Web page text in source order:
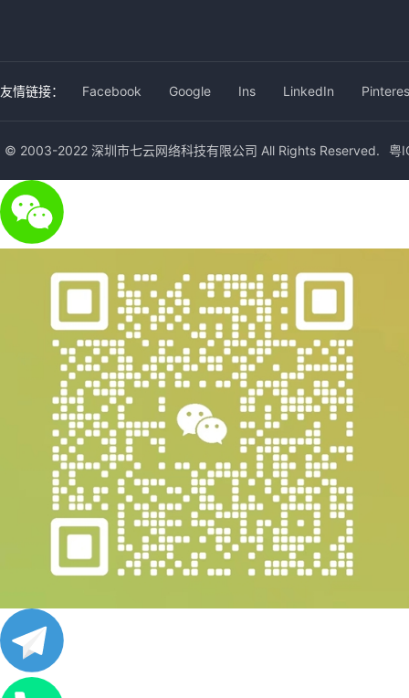
友情链接： Facebook Google Ins LinkedIn
© 2003-2022 深圳市七云网络科技有限公司 All Rights Reserved. 粤